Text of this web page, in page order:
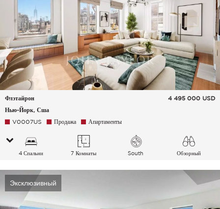
Флэтайрон
Нью-Йорк, Сша
4 495 000 USD
V0007US Продажа Апартаменты
4 Спальни 7 Комнаты South Обзорный
Эксклюзивный